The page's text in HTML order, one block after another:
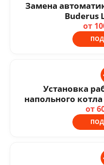
Замена
Buderus
от
Установка
напольного
от